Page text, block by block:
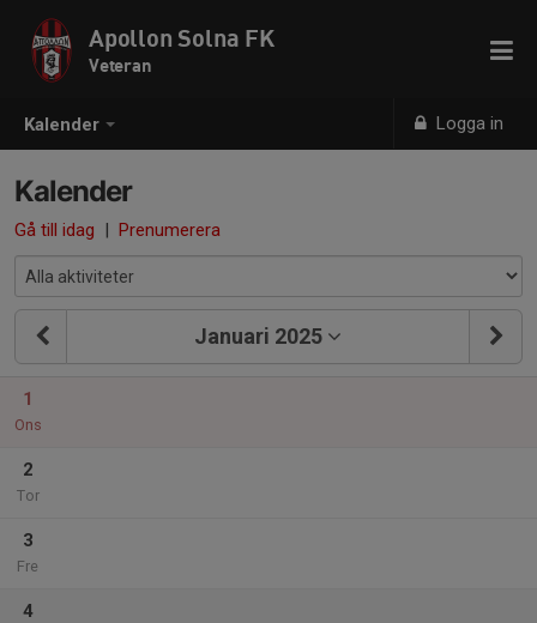
Kalender Logga in
Apollon Solna FK
Veteran
Kalender
Gå till idag | Prenumerera
Januari 2025
1
Ons
2
Tor
3
Fre
4